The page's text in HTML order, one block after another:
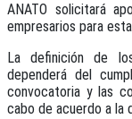
ANATO solicitará
empresarios para
La definición de
dependerá del
convocatoria y las
cabo de acuerdo a la